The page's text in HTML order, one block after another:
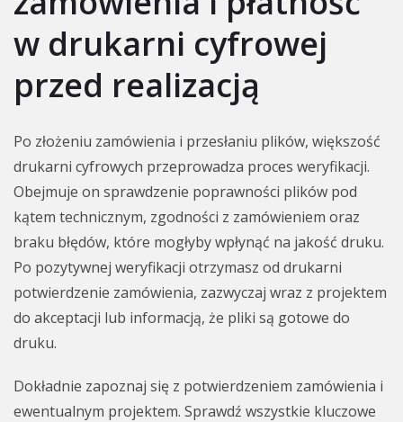
w drukarni cyfrowej
przed realizacją
Po złożeniu zamówienia i przesłaniu plików, większość
drukarni cyfrowych przeprowadza proces weryfikacji.
Obejmuje on sprawdzenie poprawności plików pod
kątem technicznym, zgodności z zamówieniem oraz
braku błędów, które mogłyby wpłynąć na jakość druku.
Po pozytywnej weryfikacji otrzymasz od drukarni
potwierdzenie zamówienia, zazwyczaj wraz z projektem
do akceptacji lub informacją, że pliki są gotowe do
druku.
Dokładnie zapoznaj się z potwierdzeniem zamówienia i
ewentualnym projektem. Sprawdź wszystkie kluczowe